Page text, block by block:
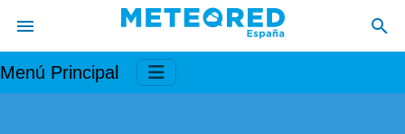
Menú Principal